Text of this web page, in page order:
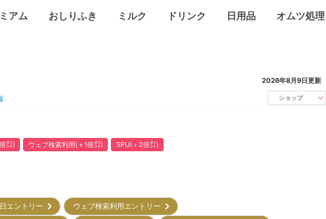
アム おしりふき ミルク ドリンク 日用品 オムツ処理
2026年8月9日更新
ショップ
㌽) ウェブ検索利用(＋1倍㌽) SPU(＋2倍㌽)
エントリー
ウェブ検索利用エントリー